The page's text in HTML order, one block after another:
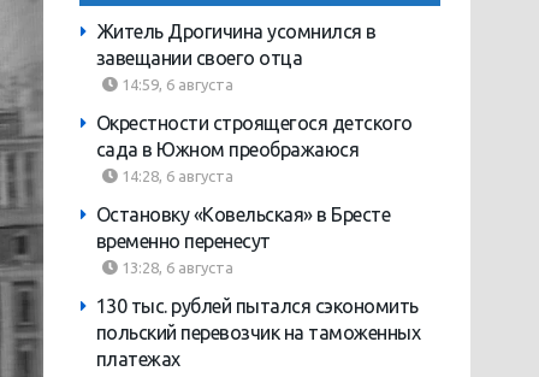
Житель Дрогичина усомнился в
завещании своего отца
14:59, 6 августа
Окрестности строящегося детского
сада в Южном преображаюся
14:28, 6 августа
Остановку «Ковельская» в Бресте
временно перенесут
13:28, 6 августа
130 тыс. рублей пытался сэкономить
польский перевозчик на таможенных
платежах